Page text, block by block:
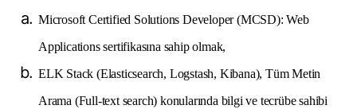
Microsoft Certified Solutions Developer (MCSD): Web
Applications sertifikasına sahip olmak,
ELK Stack (Elasticsearch, Logstash, Kibana), Tüm Metin
Arama (Full-text search) konularında bilgi ve tecrübe sahibi